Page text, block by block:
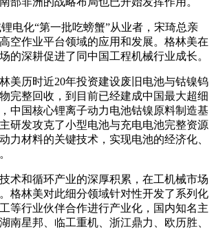
化“第一批吃螃蟹”从业者，宋琦总亲
空作业平台领域的应用和发展。格林美在
的深耕促进了同中国工程机械行业成长。
历时近20年投资建设废旧电池与钴镍钨
完整回收，到目前已经建成中国最大超细
中国核心锂离子动力电池钴镍原料制造基
研发攻克了小型电池与充电电池完整资源
力材料的关键技术，实现电池的经济化、
和循环产业的深厚积累，在工机械市场
格林美对此细分领域针对性开发了系列化
等行业伙伴合作进行产业化，国内知名主
南星邦、临工重机、浙江鼎力、欧历胜、